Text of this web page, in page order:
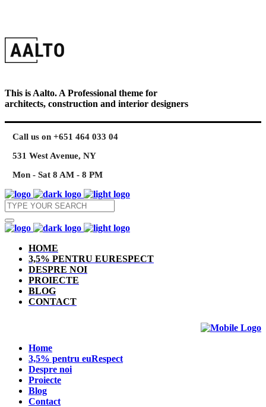
This is Aalto. A Professional theme for
architects, construction and interior designers
Call us on +651 464 033 04
531 West Avenue, NY
Mon - Sat 8 AM - 8 PM
HOME
3,5% PENTRU EURESPECT
DESPRE NOI
PROIECTE
BLOG
CONTACT
Home
3,5% pentru euRespect
Despre noi
Proiecte
Blog
Contact